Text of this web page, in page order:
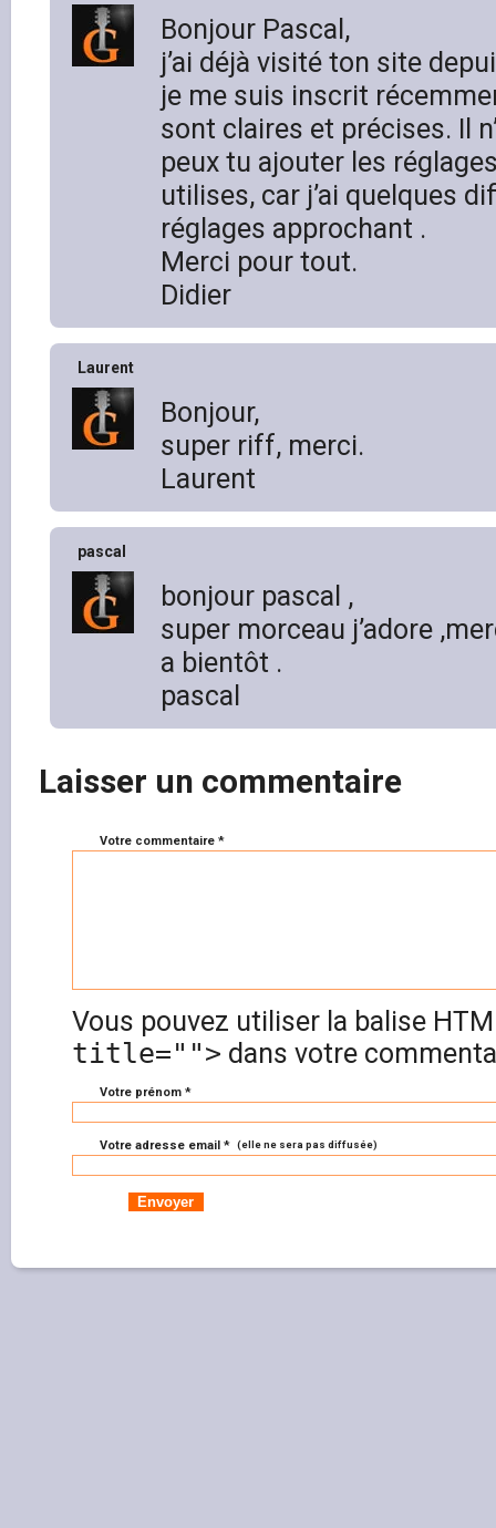
Bonjour Pascal,
j’ai déjà visité ton site
je me suis inscrit
sont claires et précises. Il
peux tu ajouter les
utilises, car j’ai quelques
réglages approchant .
Merci pour tout.
Didier
Laurent
Bonjour,
super riff, merci.
Laurent
pascal
bonjour pascal ,
super morceau j’adore
a bientôt .
pascal
Laisser un commentaire
Votre commentaire *
Vous pouvez utiliser la balise
title=""> dans votre
Votre prénom *
Votre adresse email * (elle ne sera pas diffusée)